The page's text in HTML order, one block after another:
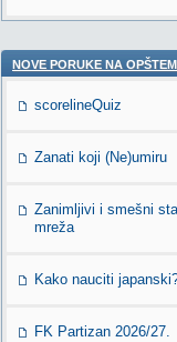
NOVE PORUKE NA
scorelineQuiz
Zanati koji (Ne)umiru
Zanimljivi i smešni
mreža
Kako nauciti
FK Partizan 2026/27.